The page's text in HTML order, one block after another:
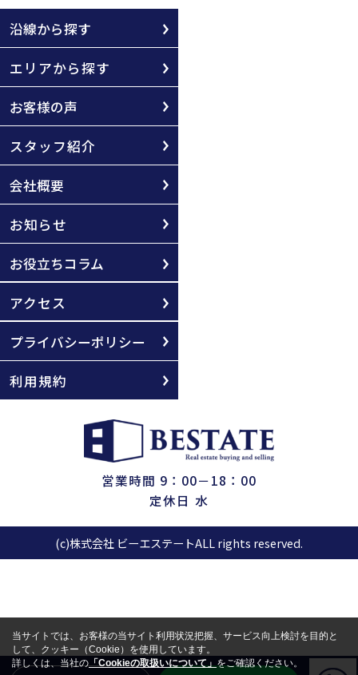
沿線から探す
エリアから探す
お客様の声
スタッフ紹介
会社概要
お知らせ
お役立ちコラム
アクセス
プライバシーポリシー
利用規約
営業時間 9：00－18：00
定休日 水
(c)株式会社 ビーエステートALL rights reserved.
当サイトでは、お客様の当サイト利用状況把握、サービス向上検討を目的と
して、クッキー（Cookie）を使用しています。
詳しくは、当社の「Cookieの取扱いについて」をご確認ください。